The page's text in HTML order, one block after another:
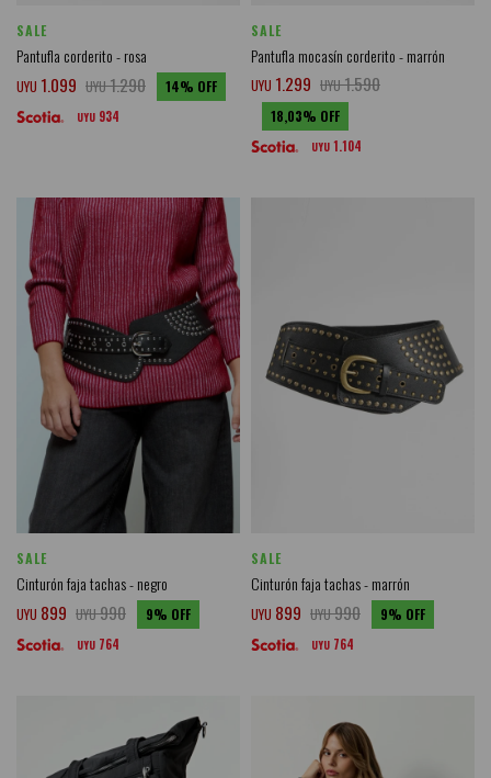
SALE
Pantufla corderito - rosa
UYU 1.099 UYU1.290 14
UYU 934
SALE
Pantufla mocasín corderito - marrón
UYU 1.299 UYU1.590
18,03
UYU 1.104
SALE
Cinturón faja tachas - negro
UYU 899 UYU990 9
UYU 764
SALE
Cinturón faja tachas - marrón
UYU 899 UYU990 9
UYU 764